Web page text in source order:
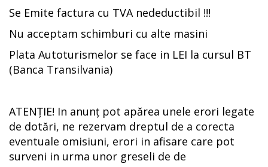
Se Emite factura cu TVA nedeductibil !!!
Nu acceptam schimburi cu alte masini
Plata Autoturismelor se face in LEI la cursul BT
(Banca Transilvania)
ATENȚIE! In anunț pot apărea unele erori legate
de dotări, ne rezervam dreptul de a corecta
eventuale omisiuni, erori in afisare care pot
surveni in urma unor greseli de de